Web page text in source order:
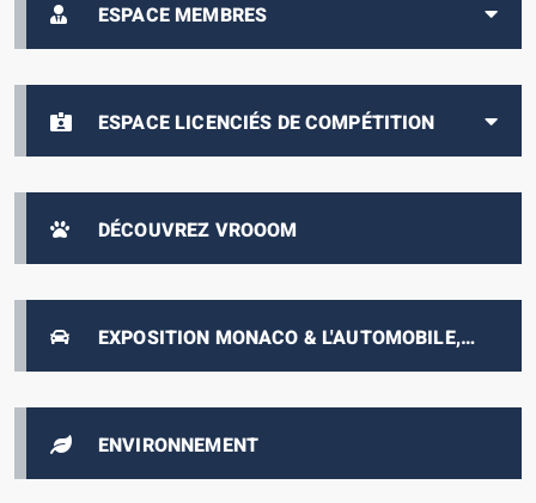
ESPACE MEMBRES
ESPACE LICENCIÉS DE COMPÉTITION
DÉCOUVREZ VROOOM
EXPOSITION MONACO & L'AUTOMOBILE,
DE 1893 À NOS JOURS
ENVIRONNEMENT